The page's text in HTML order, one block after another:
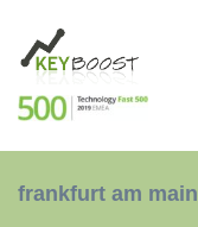
frankfurt am main